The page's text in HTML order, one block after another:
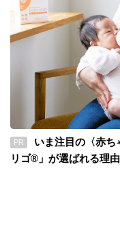
PR
いま注目の〈赤ち
リゴ®」が選ばれる理